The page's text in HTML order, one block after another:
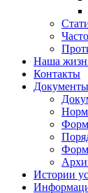
Наша
Контакты
Документы
Истории